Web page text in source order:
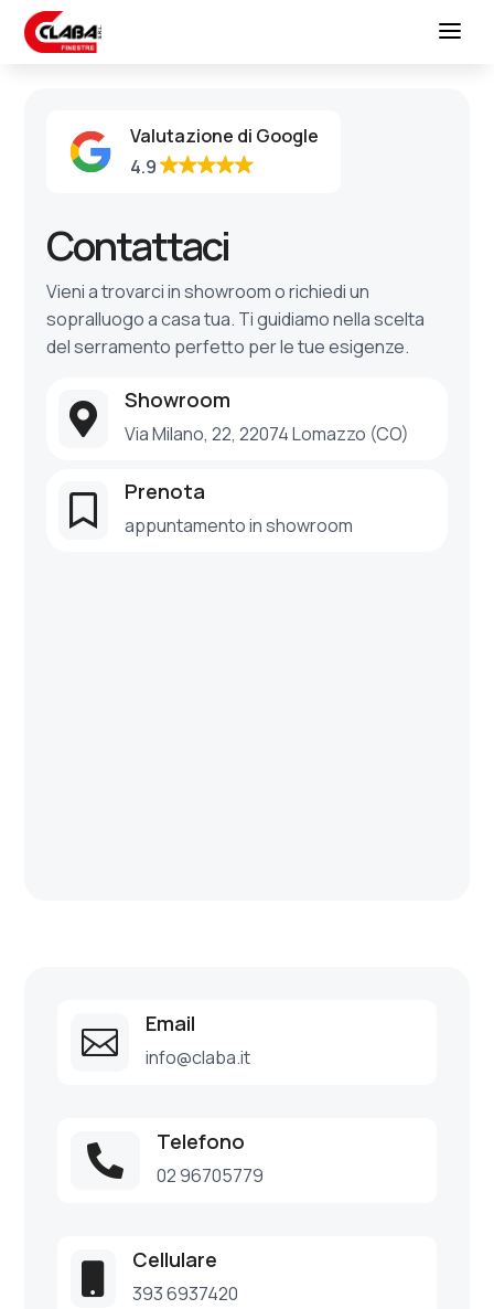
Valutazione di Google
4.9
Contattaci
Vieni a trovarci in showroom o richiedi un
sopralluogo a casa tua. Ti guidiamo nella scelta
del serramento perfetto per le tue esigenze.

Showroom
Via Milano, 22, 22074 Lomazzo (CO)

Prenota
appuntamento in showroom

Email
info@claba.it

Telefono
02 96705779
Cellulare
393 6937420